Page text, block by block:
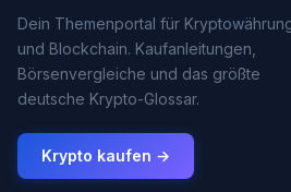
Dein Themenportal für
und Blockchain. Kaufanleitungen,
Börsenvergleiche und das größte
deutsche Krypto-Glossar.
Krypto kaufen →